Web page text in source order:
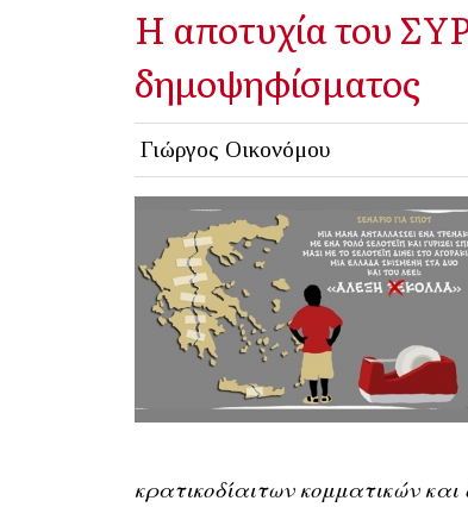
H αποτυχία του
δημοψηφίσματος
Γιώργος Οικονόμου
κρατικοδίαιτων κομματικών